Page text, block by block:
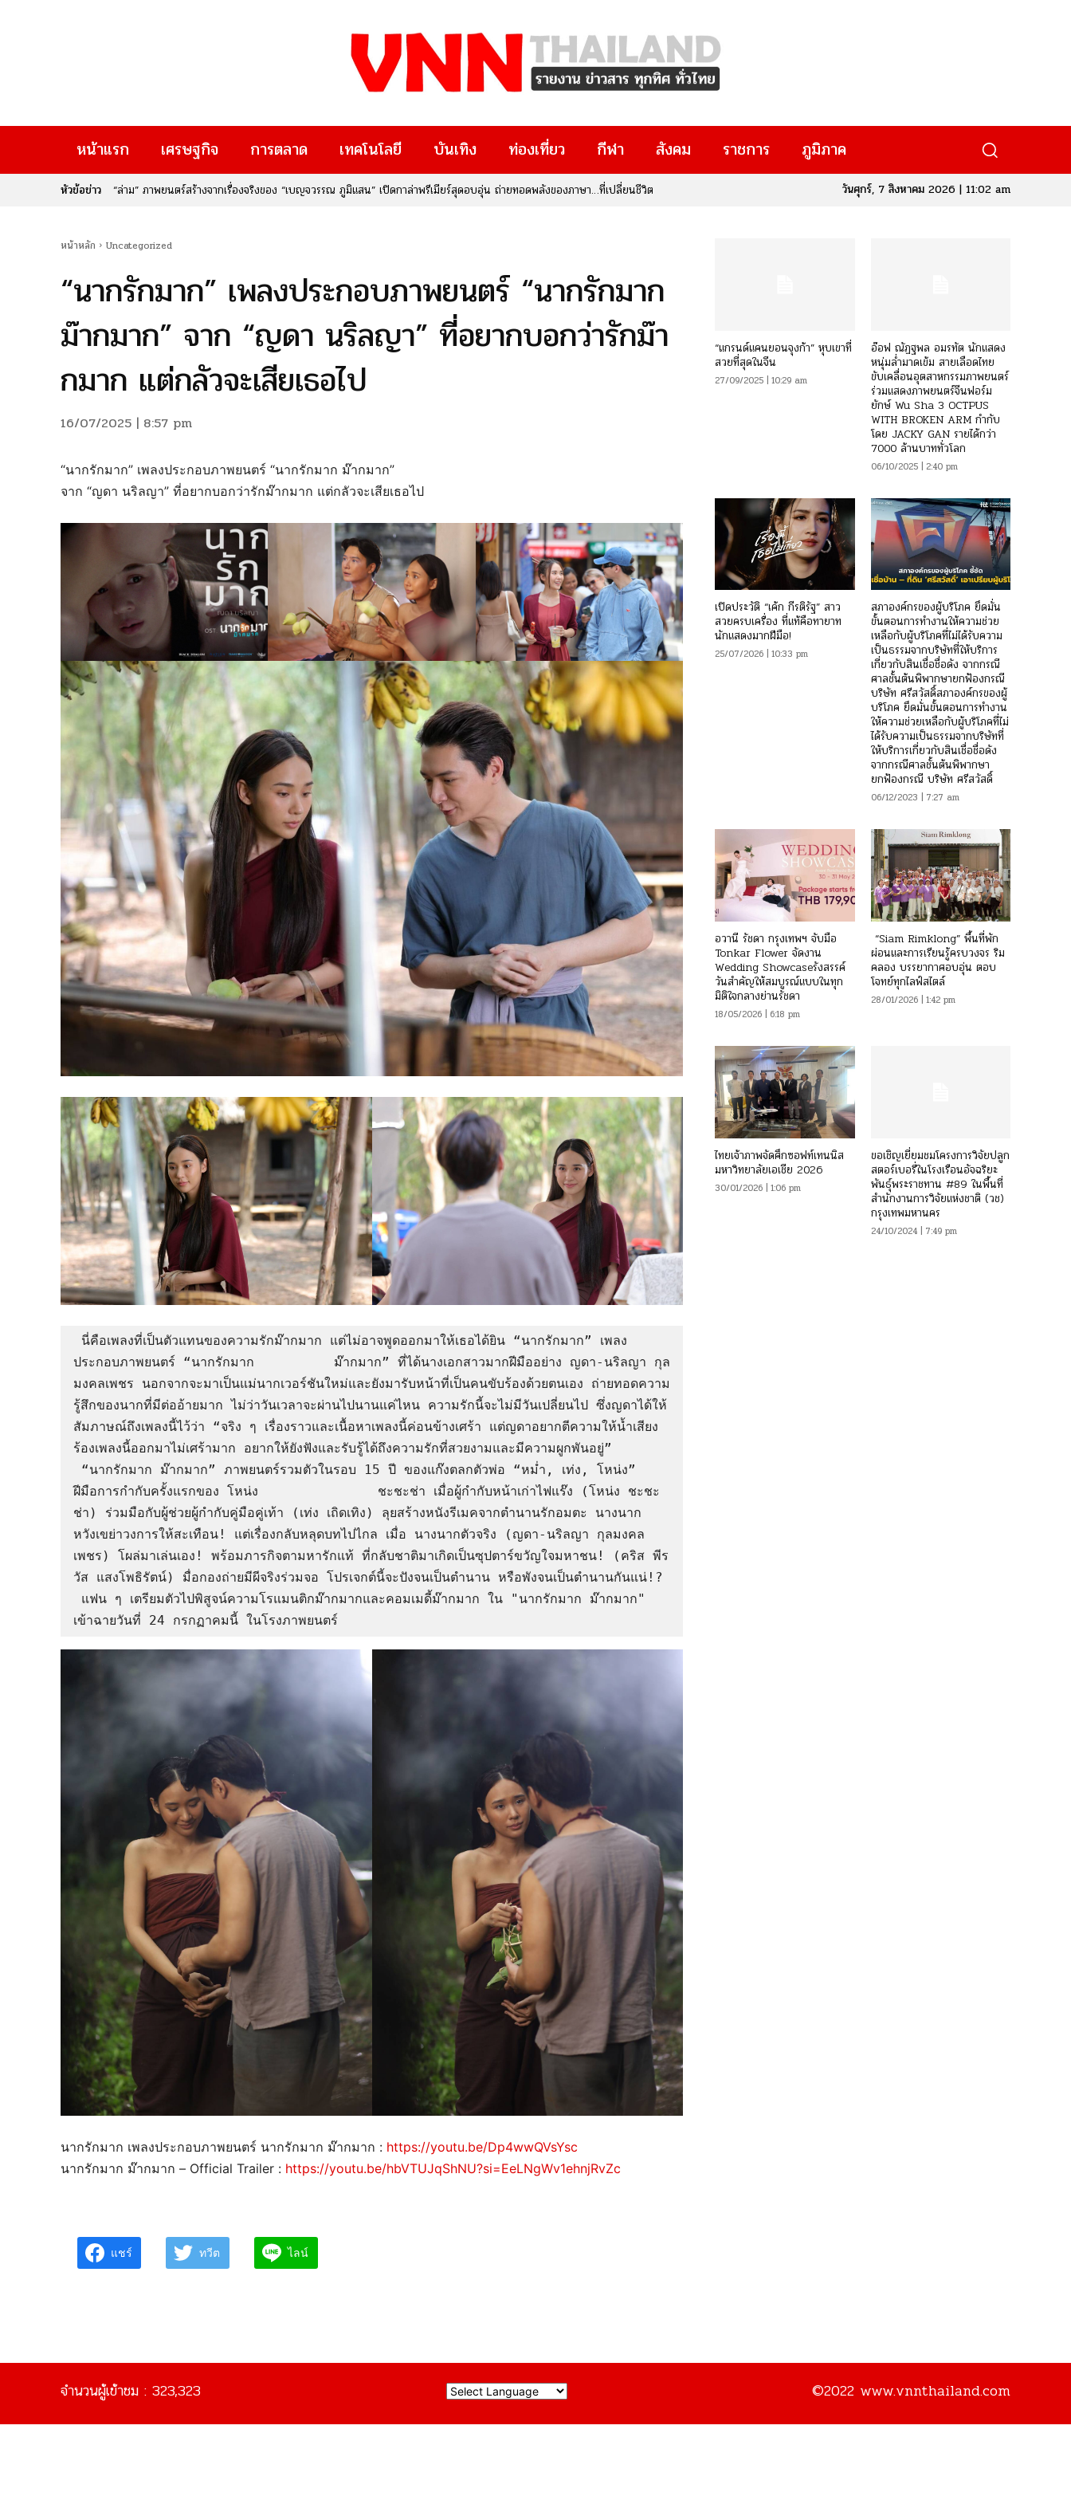
หน้าแรก เศรษฐกิจ การตลาด เทคโนโลยี บันเทิง ท่องเที่ยว กีฬา สังคม ราชการ ภูมิภาค
หัวข้อข่าว
เมื่อ “ความคิดสร้างสรรค์” เปลี่ยนเป็น “รายได้” : กรมทรัพย์สินทางปัญญา จับมือ สกสว. เปิดตัวงานใหญ่แห่งปี “IP x Venture
วันศุกร์, 7 สิงหาคม 2026 | 11:02 am
หน้าหลัก Uncategorized
“นากรักมาก” เพลงประกอบภาพยนตร์ “นากรักมาก
ม๊ากมาก” จาก “ญดา นริลญา” ที่อยากบอกว่ารักม๊า
กมาก แต่กลัวจะเสียเธอไป
16/07/2025 | 8:57 pm
“นากรักมาก” เพลงประกอบภาพยนตร์ “นากรักมาก ม๊ากมาก”
จาก “ญดา นริลญา” ที่อยากบอกว่ารักม๊ากมาก แต่กลัวจะเสียเธอไป
ประกอบภาพยนตร์ “นากรักมาก          ม๊ากมาก” ที่ได้นางเอกสาวมากฝีมืออย่าง ญดา-นริลญา กุล
มงคลเพชร นอกจากจะมาเป็นแม่นากเวอร์ชันใหม่และยังมารับหน้าที่เป็นคนขับร้องด้วยตนเอง ถ่ายทอดความ
รู้สึกของนากที่มีต่ออ้ายมาก ไม่ว่าวันเวลาจะผ่านไปนานแค่ไหน ความรักนี้จะไม่มีวันเปลี่ยนไป ซึ่งญดาได้ให้
สัมภาษณ์ถึงเพลงนี้ไว้ว่า “จริง ๆ เรื่องราวและเนื้อหาเพลงนี้ค่อนข้างเศร้า แต่ญดาอยากตีความให้น้ำเสียง
ร้องเพลงนี้ออกมาไม่เศร้ามาก อยากให้ยังฟังและรับรู้ได้ถึงความรักที่สวยงามและมีความผูกพันอยู่”
ฝีมือการกำกับครั้งแรกของ โหน่ง               ชะชะช่า เมื่อผู้กำกับหน้าเก่าไฟแร๊ง (โหน่ง ชะชะ
ช่า) ร่วมมือกับผู้ช่วยผู้กำกับคู่มือคู่เท้า (เท่ง เถิดเทิง) ลุยสร้างหนังรีเมคจากตำนานรักอมตะ นางนาก
หวังเขย่าวงการให้สะเทือน! แต่เรื่องกลับหลุดบทไปไกล เมื่อ นางนากตัวจริง (ญดา-นริลญา กุลมงคล
เพชร) โผล่มาเล่นเอง! พร้อมภารกิจตามหารักแท้ ที่กลับชาติมาเกิดเป็นซุปตาร์ขวัญใจมหาชน! (คริส พีร
วัส แสงโพธิรัตน์) มื่อกองถ่ายมีผีจริงร่วมจอ โปรเจกต์นี้จะปังจนเป็นตำนาน หรือพังจนเป็นตำนานกันแน่!?
เข้าฉายวันที่ 24 กรกฏาคมนี้ ในโรงภาพยนตร์
นากรักมาก เพลงประกอบภาพยนตร์ นากรักมาก ม๊ากมาก : https://youtu.be/Dp4wwQVsYsc
นากรักมาก ม๊ากมาก – Official Trailer : https://youtu.be/hbVTUJqShNU?si=EeLNgWv1ehnjRvZc
แชร์ ทวีต ไลน์
“แกรนด์แคนยอนจุงก้า” หุบเขาที่
สวยที่สุดในจีน
27/09/2025 | 10:29 am
อ๊อฟ ณัฏฐพล อมรทัต นักแสดง
หนุ่มล่ำมาดเข้ม สายเลือดไทย
ขับเคลื่อนอุตสาหกรรมภาพยนตร์
ร่วมแสดงภาพยนตร์จีนฟอร์ม
ยักษ์ Wu Sha 3 OCTPUS
WITH BROKEN ARM กำกับ
โดย JACKY GAN รายได้กว่า
7000 ล้านบาททั่วโลก
06/10/2025 | 2:40 pm
เปิดประวัติ “เค้ก กีรติรัฐ” สาว
สวยครบเครื่อง ที่แท้คือทายาท
นักแสดงมากฝีมือ!
25/07/2026 | 10:33 pm
สภาองค์กรของผู้บริโภค ยึดมั่น
ขั้นตอนการทำงานให้ความช่วย
เหลือกับผู้บริโภคที่ไม่ได้รับความ
เป็นธรรมจากบริษัทที่ให้บริการ
เกี่ยวกับสินเชื่อชื่อดัง จากกรณี
ศาลชั้นต้นพิพากษายกฟ้องกรณี
บริษัท ศรีสวัสดิ์สภาองค์กรของผู้
บริโภค ยึดมั่นขั้นตอนการทำงาน
ให้ความช่วยเหลือกับผู้บริโภคที่ไม่
ได้รับความเป็นธรรมจากบริษัทที่
ให้บริการเกี่ยวกับสินเชื่อชื่อดัง
จากกรณีศาลชั้นต้นพิพากษา
ยกฟ้องกรณี บริษัท ศรีสวัสดิ์
06/12/2023 | 7:27 am
อวานี รัชดา กรุงเทพฯ จับมือ
Tonkar Flower จัดงาน
Wedding Showcaseรังสรรค์
วันสำคัญให้สมบูรณ์แบบในทุก
มิติใจกลางย่านรัชดา
18/05/2026 | 6:18 pm
“Siam Rimklong” พื้นที่พัก
ผ่อนและการเรียนรู้ครบวงจร ริม
คลอง บรรยากาศอบอุ่น ตอบ
โจทย์ทุกไลฟ์สไตล์
28/01/2026 | 1:42 pm
ไทยเจ้าภาพจัดศึกซอฟท์เทนนิส
มหาวิทยาลัยเอเชีย 2026
30/01/2026 | 1:06 pm
ขอเชิญเยี่ยมชมโครงการวิจัยปลูก
สตอร์เบอรี่ในโรงเรือนอัจฉริยะ
พันธุ์พระราชทาน #89 ในพื้นที่
สำนักงานการวิจัยแห่งชาติ (วช)
กรุงเทพมหานคร
24/10/2024 | 7:49 pm
จำนวนผู้เข้าชม : 323,323 ©2022 www.vnnthailand.com